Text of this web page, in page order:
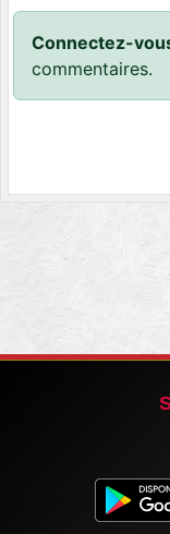
Connectez-
commentaires.